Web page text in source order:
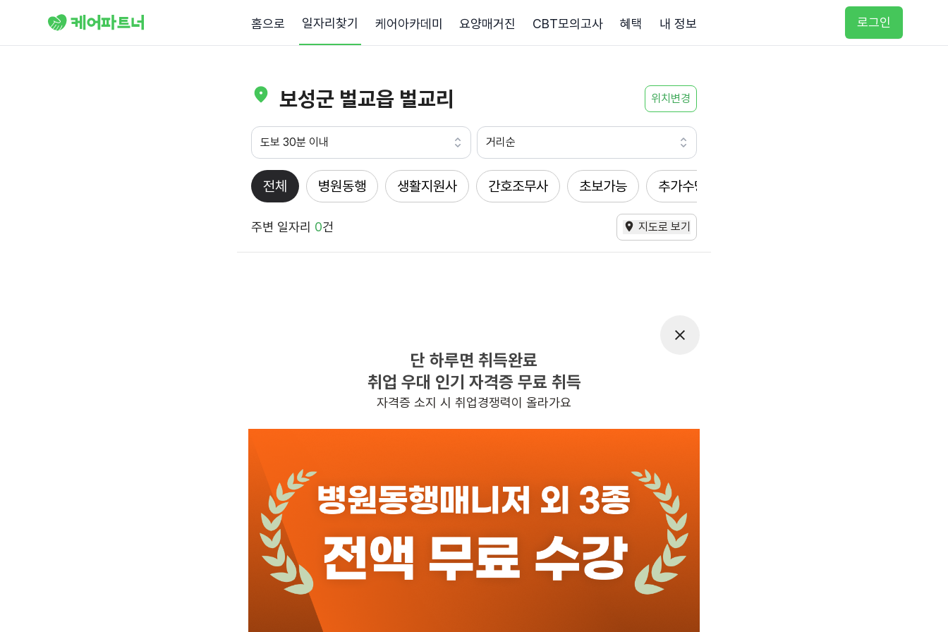
홈으로 일자리찾기 케어아카데미 요양매거진 CBT모의고사 혜택 내 정보 로그인
보성군 벌교읍 벌교리 위치변경
도보 30분 이내 거리순
전체 병원동행 생활지원사 간호조무사 초보가능 추가수당
주변 일자리 0건 지도로 보기
찾으시는 조건의 일자리가 없습니다
더욱더 노력하는 케어파트너가 되겠습니다.
단 하루면 취득완료
취업 우대 인기 자격증 무료 취득
자격증 소지 시 취업경쟁력이 올라가요